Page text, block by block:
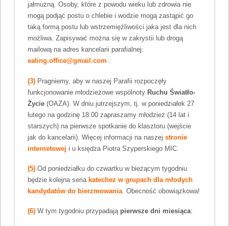
jałmużną. Osoby, które z powodu wieku lub zdrowia nie
mogą podjąć postu o chlebie i wodzie mogą zastąpić go
taką formą postu lub wstrzemięźliwości jaka jest dla nich
możliwa. Zapisywać można się w zakrystii lub drogą
mailową na adres kancelarii parafialnej:
ealing.office@gmail.com .
(3) Pragniemy, aby w naszej Parafii rozpoczęły
funkcjonowanie młodzieżowe wspólnoty Ruchu Światło-
Życie(OAZA). W dniu jutrzejszym, tj. w poniedziałek 27
lutego na godzinę 18:00 zapraszamy młodzież (14 lat i
starszych) na pierwsze spotkanie do klasztoru (wejście
jak do kancelarii). Więcej informacji na naszej stronie
internetowej i u księdza Piotra Szyperskiego MIC.
(5) Od poniedziałku do czwartku w bieżącym tygodniu
będzie kolejna seria katechez w grupach dla młodych
kandydatów do bierzmowania. Obecność obowiązkowa!
(6) W tym tygodniu przypadają pierwsze dni miesiąca: